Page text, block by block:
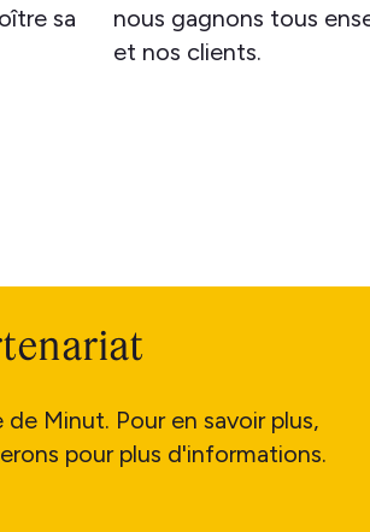
sa
nous gagnons tous
et nos clients.
Minut. Pour en savoir plus,
pour plus d'informations.